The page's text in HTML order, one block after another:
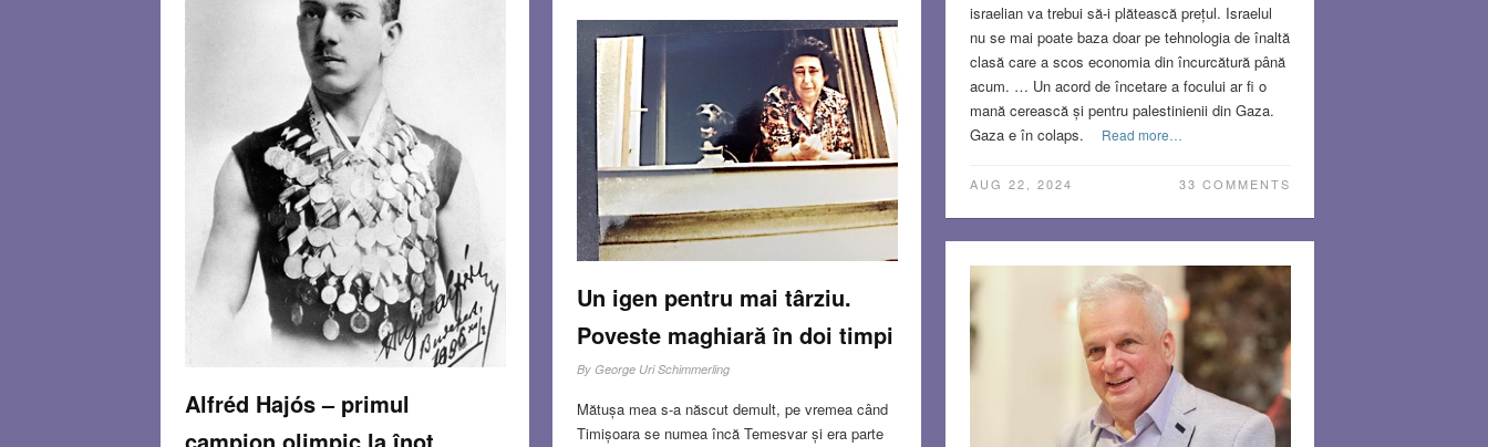
potrivite pentru fetele din echipa de la Onești,
pentru că și ele își doreau foarte mult să câștige.
„Nadia e un copil cu sentimente profunde. Își
iubește părinţii, îşi adoră mama. E prietenă cu
Teodora. Dacă vreţi, aceste două fetiţe se
completează. Nadia e gravă. Teodora e veselă.
Am spus odată că Nadia e pisica sălbatică a
grupului nostru. Teodora e pisicuţa de casă, cu
fundiţă roşie.”. Iar cu metoda Károlyi pisica
sălbatică, cea mai pregătită sacrificiului, a reușit
israelian va trebui să-i plătească prețul. Israelul
nu se mai poate baza doar pe tehnologia de înaltă
clasă care a scos economia din încurcătură până
acum. … Un acord de încetare a focului ar fi o
mană cerească și pentru palestinienii din Gaza.
Gaza e în colaps.
Read more…
AUG 22, 2024 33 COMMENTS
Alfréd Hajós – primul
Un igen pentru mai târziu.
Poveste maghiară în doi timpi
By George Uri Schimmerling
Mătușa mea s-a născut demult, pe vremea când
Timișoara se numea încă Temesvar și era parte